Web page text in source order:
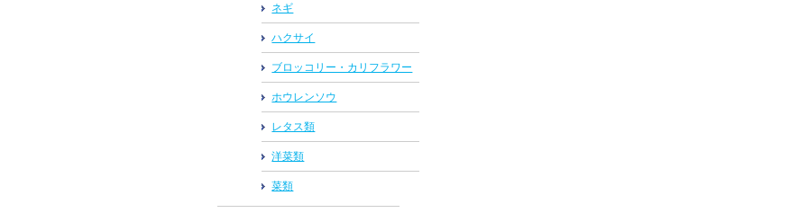
ネギ
ハクサイ
ブロッコリー・カリフラワー
ホウレンソウ
レタス類
洋菜類
菜類